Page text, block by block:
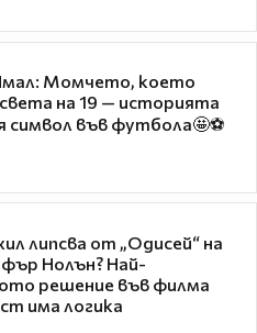
Момчето, което
на 19 — историята
символ във футбола🤩⚽
липсва от „Одисей“ на
Нолън? Най-
решение във филма
има логика